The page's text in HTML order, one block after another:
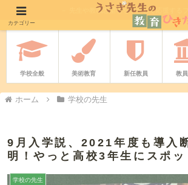
－ 先生や教職志望者をやさしく応援するブ
学校全般 美術教育 新任教員 教
ホーム 学校の先生
9月入学説、2021年度も導入
明！やっと高校3年生にスポッ
学校の先生
カテゴリー